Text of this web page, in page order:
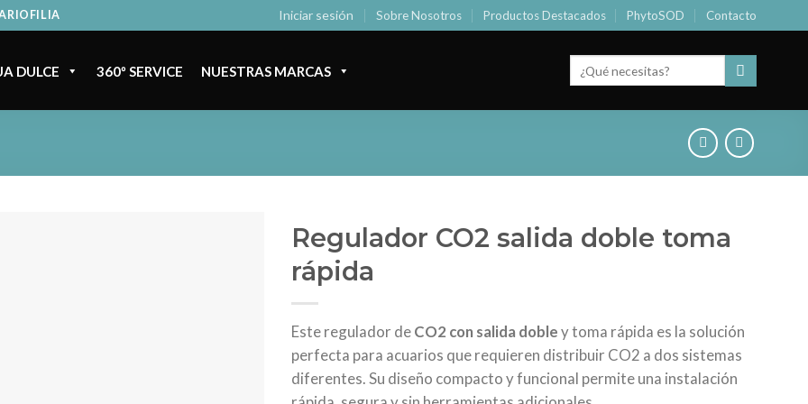
Iniciar sesión Sobre Nosotros Productos Destacados PhytoSOD Contacto
DULCE 360º SERVICE NUESTRAS MARCAS
por:
Regulador CO2 salida doble toma
rápida
Este regulador deCO2 con salida dobley toma rápida es la solución
perfecta para acuarios que requieren distribuir CO2 a dos sistemas
diferentes. Su diseño compacto y funcional permite una instalación